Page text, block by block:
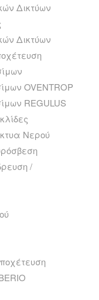
Δικτύων
Δικτύων
OVENTROP
REGULUS
Νερού
/